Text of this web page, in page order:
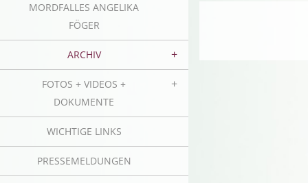
MORDFALLES ANGELIKA
FÖGER
ARCHIV
FOTOS + VIDEOS +
DOKUMENTE
WICHTIGE LINKS
PRESSEMELDUNGEN